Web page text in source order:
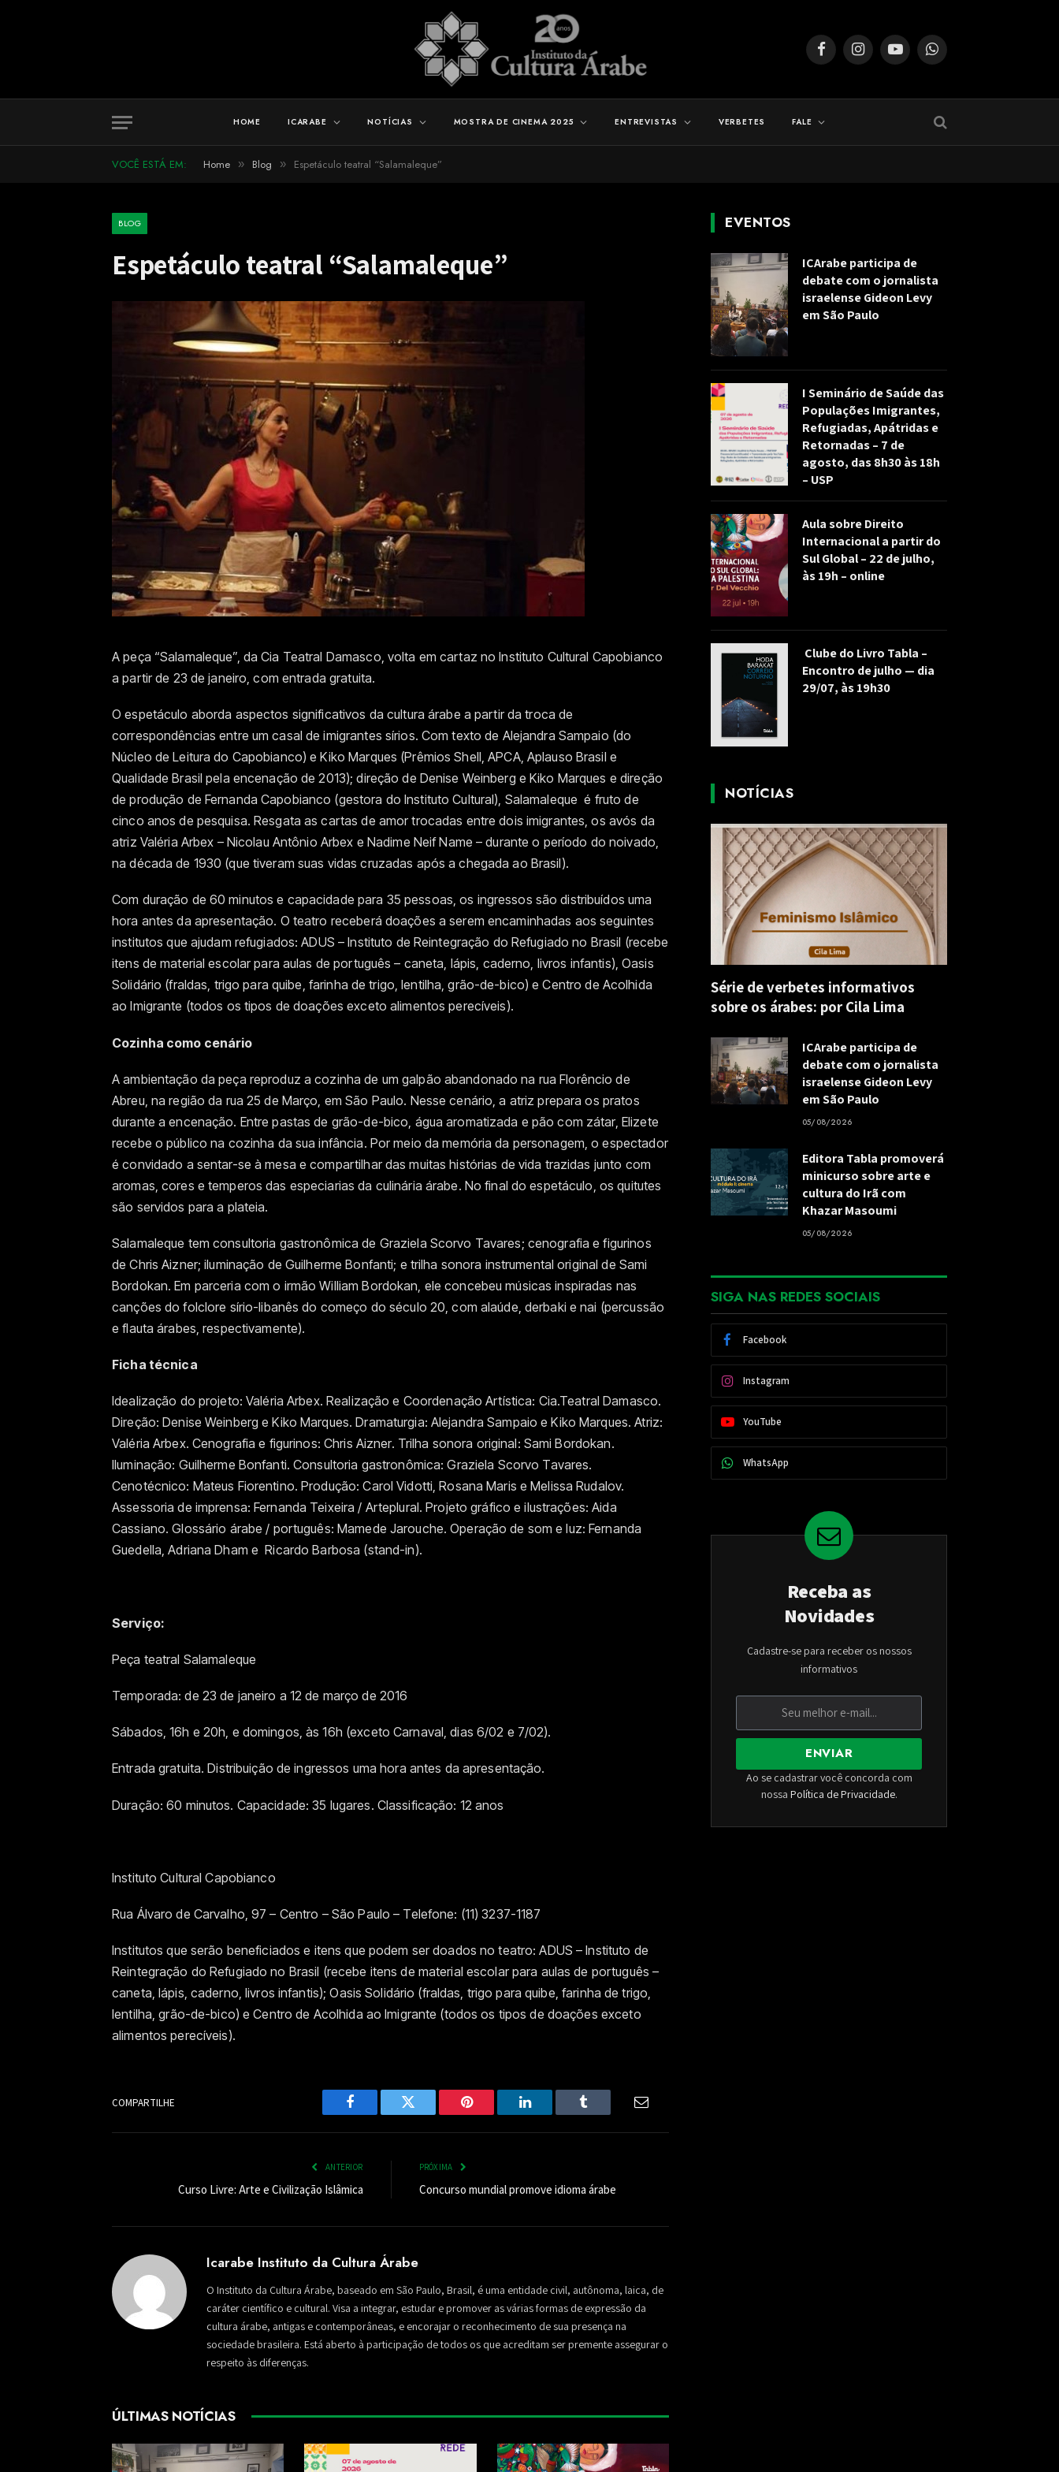
FacebookInstagramYouTubeWhatsApp
HOME ICARABE NOTÍCIAS MOSTRA DE CINEMA 2025 ENTREVISTAS VERBETES FALE
VOCÊ ESTÁ EM: Home » Blog » Espetáculo teatral “Salamaleque”
BLOG
Espetáculo teatral “Salamaleque”
A peça “Salamaleque”, da Cia Teatral Damasco, volta em cartaz no Instituto Cultural Capobianco
a partir de 23 de janeiro, com entrada gratuita.
O espetáculo aborda aspectos significativos da cultura árabe a partir da troca de
correspondências entre um casal de imigrantes sírios. Com texto de Alejandra Sampaio (do
Núcleo de Leitura do Capobianco) e Kiko Marques (Prêmios Shell, APCA, Aplauso Brasil e
Qualidade Brasil pela encenação de 2013); direção de Denise Weinberg e Kiko Marques e direção
de produção de Fernanda Capobianco (gestora do Instituto Cultural), Salamaleque é fruto de
cinco anos de pesquisa. Resgata as cartas de amor trocadas entre dois imigrantes, os avós da
atriz Valéria Arbex – Nicolau Antônio Arbex e Nadime Neif Name – durante o período do noivado,
na década de 1930 (que tiveram suas vidas cruzadas após a chegada ao Brasil).
Com duração de 60 minutos e capacidade para 35 pessoas, os ingressos são distribuídos uma
hora antes da apresentação. O teatro receberá doações a serem encaminhadas aos seguintes
institutos que ajudam refugiados: ADUS – Instituto de Reintegração do Refugiado no Brasil (recebe
itens de material escolar para aulas de português – caneta, lápis, caderno, livros infantis), Oasis
Solidário (fraldas, trigo para quibe, farinha de trigo, lentilha, grão-de-bico) e Centro de Acolhida
ao Imigrante (todos os tipos de doações exceto alimentos perecíveis).
Cozinha como cenário
A ambientação da peça reproduz a cozinha de um galpão abandonado na rua Florêncio de
Abreu, na região da rua 25 de Março, em São Paulo. Nesse cenário, a atriz prepara os pratos
durante a encenação. Entre pastas de grão-de-bico, água aromatizada e pão com zátar, Elizete
recebe o público na cozinha da sua infância. Por meio da memória da personagem, o espectador
é convidado a sentar-se à mesa e compartilhar das muitas histórias de vida trazidas junto com
aromas, cores e temperos das especiarias da culinária árabe. No final do espetáculo, os quitutes
são servidos para a plateia.
Salamaleque tem consultoria gastronômica de Graziela Scorvo Tavares; cenografia e figurinos
de Chris Aizner; iluminação de Guilherme Bonfanti; e trilha sonora instrumental original de Sami
Bordokan. Em parceria com o irmão William Bordokan, ele concebeu músicas inspiradas nas
canções do folclore sírio-libanês do começo do século 20, com alaúde, derbaki e nai (percussão
e flauta árabes, respectivamente).
Ficha técnica
Idealização do projeto: Valéria Arbex. Realização e Coordenação Artística: Cia.Teatral Damasco.
Direção: Denise Weinberg e Kiko Marques. Dramaturgia: Alejandra Sampaio e Kiko Marques. Atriz:
Valéria Arbex. Cenografia e figurinos: Chris Aizner. Trilha sonora original: Sami Bordokan.
Iluminação: Guilherme Bonfanti. Consultoria gastronômica: Graziela Scorvo Tavares.
Cenotécnico: Mateus Fiorentino. Produção: Carol Vidotti, Rosana Maris e Melissa Rudalov.
Assessoria de imprensa: Fernanda Teixeira / Arteplural. Projeto gráfico e ilustrações: Aida
Cassiano. Glossário árabe / português: Mamede Jarouche. Operação de som e luz: Fernanda
Guedella, Adriana Dham e Ricardo Barbosa (stand-in).
Serviço:
Peça teatral Salamaleque
Temporada: de 23 de janeiro a 12 de março de 2016
Sábados, 16h e 20h, e domingos, às 16h (exceto Carnaval, dias 6/02 e 7/02).
Entrada gratuita. Distribuição de ingressos uma hora antes da apresentação.
Duração: 60 minutos. Capacidade: 35 lugares. Classificação: 12 anos
Instituto Cultural Capobianco
Rua Álvaro de Carvalho, 97 – Centro – São Paulo – Telefone: (11) 3237-1187
Institutos que serão beneficiados e itens que podem ser doados no teatro: ADUS – Instituto de
Reintegração do Refugiado no Brasil (recebe itens de material escolar para aulas de português –
caneta, lápis, caderno, livros infantis); Oasis Solidário (fraldas, trigo para quibe, farinha de trigo,
lentilha, grão-de-bico) e Centro de Acolhida ao Imigrante (todos os tipos de doações exceto
alimentos perecíveis).
COMPARTILHE
Facebook Twitter Pinterest LinkedIn Tumblr
ANTERIOR
Curso Livre: Arte e Civilização Islâmica
PRÓXIMA
Concurso mundial promove idioma árabe
Icarabe Instituto da Cultura Árabe
O Instituto da Cultura Árabe, baseado em São Paulo, Brasil, é uma entidade civil, autônoma, laica, de
caráter científico e cultural. Visa a integrar, estudar e promover as várias formas de expressão da
cultura árabe, antigas e contemporâneas, e encorajar o reconhecimento de sua presença na
sociedade brasileira. Está aberto à participação de todos os que acreditam ser premente assegurar o
respeito às diferenças.
ÚLTIMAS NOTÍCIAS
EVENTOS
ICArabe participa de
debate com o jornalista
israelense Gideon Levy
em São Paulo
I Seminário de Saúde das
Populações Imigrantes,
Refugiadas, Apátridas e
Retornadas – 7 de
agosto, das 8h30 às 18h
– USP
Aula sobre Direito
Internacional a partir do
Sul Global – 22 de julho,
às 19h – online
Clube do Livro Tabla –
Encontro de julho — dia
29/07, às 19h30
NOTÍCIAS
Série de verbetes informativos
sobre os árabes: por Cila Lima
ICArabe participa de
debate com o jornalista
israelense Gideon Levy
em São Paulo
05/08/2026
Editora Tabla promoverá
minicurso sobre arte e
cultura do Irã com
Khazar Masoumi
05/08/2026
SIGA NAS REDES SOCIAIS
Facebook
Instagram
YouTube
WhatsApp
Receba as
Novidades
Cadastre-se para receber os nossos
informativos
ENVIAR
Ao se cadastrar você concorda com
nossa Política de Privacidade.